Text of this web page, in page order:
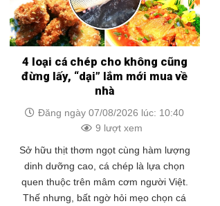
4 loại cá chép cho không cũng
đừng lấy, “dại” lắm mới mua về
nhà
Đăng ngày 07/08/2026 lúc: 10:40
9 lượt xem
Sở hữu thịt thơm ngọt cùng hàm lượng
dinh dưỡng cao, cá chép là lựa chọn
quen thuộc trên mâm cơm người Việt.
Thế nhưng, bất ngờ hỏi mẹo chọn cá